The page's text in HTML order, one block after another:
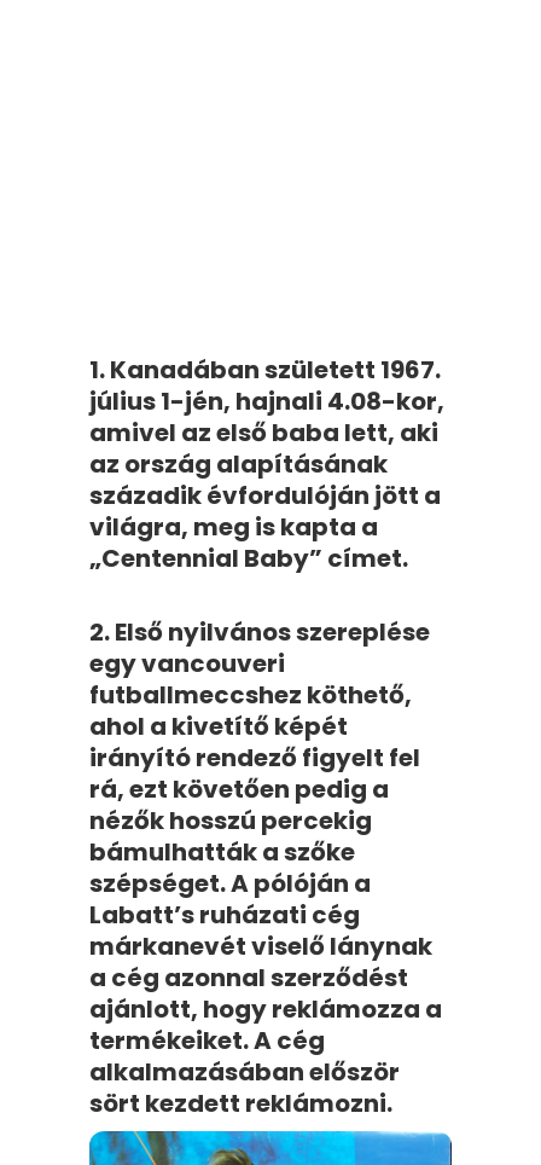
1. Kanadában született 1967.
július 1-jén, hajnali 4.08-kor,
amivel az első baba lett, aki
az ország alapításának
századik évfordulóján jött a
világra, meg is kapta a
„Centennial Baby” címet.
2. Első nyilvános szereplése
egy vancouveri
futballmeccshez köthető,
ahol a kivetítő képét
irányító rendező figyelt fel
rá, ezt követően pedig a
nézők hosszú percekig
bámulhatták a szőke
szépséget. A pólóján a
Labatt’s ruházati cég
márkanevét viselő lánynak
a cég azonnal szerződést
ajánlott, hogy reklámozza a
termékeiket. A cég
alkalmazásában először
sört kezdett reklámozni.